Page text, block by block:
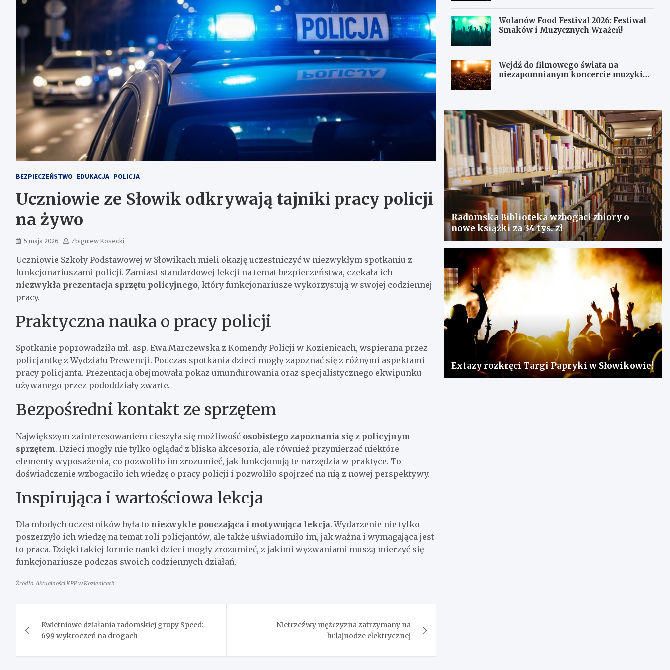
BEZPIECZEŃSTWO EDUKACJA POLICJA
Uczniowie ze Słowik odkrywają tajniki pracy policji
na żywo
5 maja 2026 Zbigniew Kosecki
Uczniowie Szkoły Podstawowej w Słowikach mieli okazję uczestniczyć w niezwykłym spotkaniu z
funkcjonariuszami policji. Zamiast standardowej lekcji na temat bezpieczeństwa, czekała ich
niezwykła prezentacja sprzętu policyjnego, który funkcjonariusze wykorzystują w swojej codziennej
pracy.
Praktyczna nauka o pracy policji
Spotkanie poprowadziła mł. asp. Ewa Marczewska z Komendy Policji w Kozienicach, wspierana przez
policjantkę z Wydziału Prewencji. Podczas spotkania dzieci mogły zapoznać się z różnymi aspektami
pracy policjanta. Prezentacja obejmowała pokaz umundurowania oraz specjalistycznego ekwipunku
używanego przez pododdziały zwarte.
Bezpośredni kontakt ze sprzętem
Największym zainteresowaniem cieszyła się możliwość osobistego zapoznania się z policyjnym
sprzętem. Dzieci mogły nie tylko oglądać z bliska akcesoria, ale również przymierzać niektóre
elementy wyposażenia, co pozwoliło im zrozumieć, jak funkcjonują te narzędzia w praktyce. To
doświadczenie wzbogaciło ich wiedzę o pracy policji i pozwoliło spojrzeć na nią z nowej perspektywy.
Inspirująca i wartościowa lekcja
Dla młodych uczestników była to niezwykle pouczająca i motywująca lekcja. Wydarzenie nie tylko
poszerzyło ich wiedzę na temat roli policjantów, ale także uświadomiło im, jak ważna i wymagająca jest
to praca. Dzięki takiej formie nauki dzieci mogły zrozumieć, z jakimi wyzwaniami muszą mierzyć się
funkcjonariusze podczas swoich codziennych działań.
Źródło: Aktualności KPP w Kozienicach
wpisu
Kwietniowe działania radomskiej grupy Speed:
699 wykroczeń na drogach
Nietrzeźwy mężczyzna zatrzymany na
hulajnodze elektrycznej
Wolanów Food Festival 2026: Festiwal
Smaków i Muzycznych Wrażeń!
Wejdź do filmowego świata na
niezapomnianym koncercie muzyki
Radomska Biblioteka wzbogaci zbiory o
nowe książki za 34 tys. zł
Extazy rozkręci Targi Papryki w Słowikowie!